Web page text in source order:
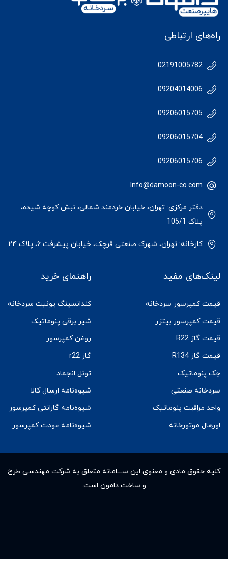
راه‌های ارتباطی
02191005782
09204014006
09206015705
09206015704
09206015706
Info@damoon-co.com
دفتر مرکزی: تهران، خیابان خردمند شمالی، نبش کوچه شیده،
پلاک 105/1
کارخانه: تهران، شهرک صنعتی قرچک، خیابان پیشرفت ۶، پلاک ۲۴
لینک‌های مفید
قیمت کمپرسور سردخانه
قیمت کمپرسور بیتزر
قیمت گاز R22
قیمت گاز R134
جک پنوماتیک
سردخانه صنعتی
واحد مراقبت پنوماتیک
اورهال موتورخانه
راهنمای خرید
کندانسینگ یونیت سردخانه
شیر برقی پنوماتیک
روغن کمپرسور
گاز r22
تونل انجماد
شیوه‌نامه ارسال کالا
شیوه‌نامه گارانتی کمپرسور
شیوه‌نامه عودت کمپرسور
کلیه حقوق مادى و معنوى این ســـامانه متعلق به شرکت مهندسی طرح
و ساخت دامون است.